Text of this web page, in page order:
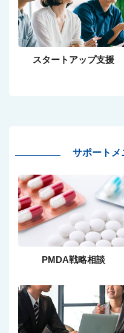
スタートアップ支援
サポートメ
PMDA戦略相談